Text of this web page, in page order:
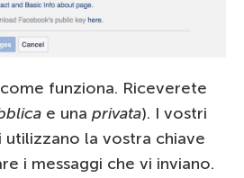
funziona. Riceverete
e una privata). I vostri
utilizzano la vostra chiave
i messaggi che vi inviano.